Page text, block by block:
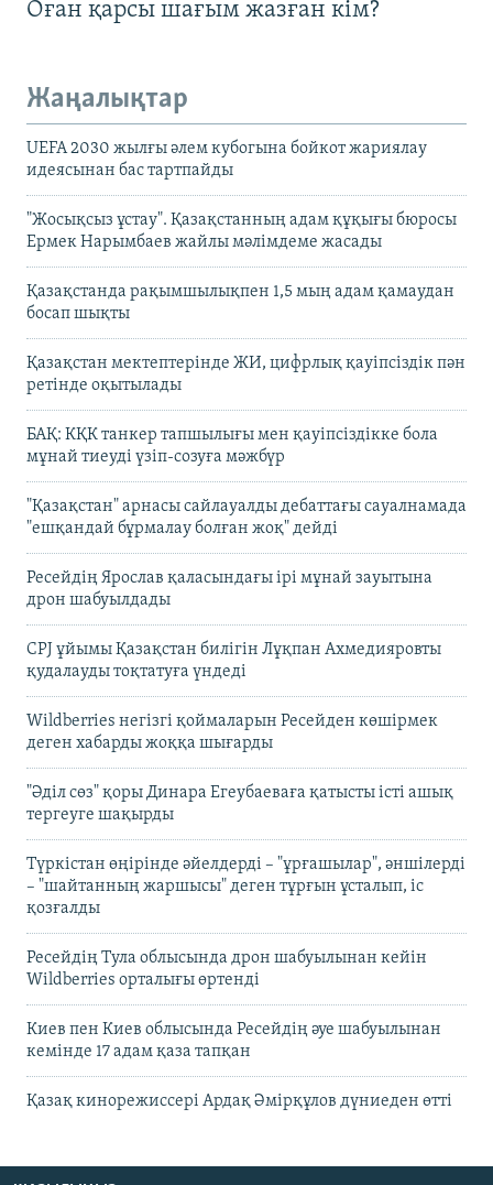
Оған қарсы шағым жазған кім?
Жаңалықтар
UEFA 2030 жылғы әлем кубогына бойкот жариялау
идеясынан бас тартпайды
"Жосықсыз ұстау". Қазақстанның адам құқығы бюросы
Ермек Нарымбаев жайлы мәлімдеме жасады
Қазақстанда рақымшылықпен 1,5 мың адам қамаудан
босап шықты
Қазақстан мектептерінде ЖИ, цифрлық қауіпсіздік пән
ретінде оқытылады
БАҚ: КҚК танкер тапшылығы мен қауіпсіздікке бола
мұнай тиеуді үзіп-созуға мәжбүр
"Қазақстан" арнасы сайлауалды дебаттағы сауалнамада
"ешқандай бұрмалау болған жоқ" дейді
Ресейдің Ярослав қаласындағы ірі мұнай зауытына
дрон шабуылдады
CPJ ұйымы Қазақстан билігін Лұқпан Ахмедияровты
қудалауды тоқтатуға үндеді
Wildberries негізгі қоймаларын Ресейден көшірмек
деген хабарды жоққа шығарды
"Әділ сөз" қоры Динара Егеубаеваға қатысты істі ашық
тергеуге шақырды
Түркістан өңірінде әйелдерді – "ұрғашылар", әншілерді
– "шайтанның жаршысы" деген тұрғын ұсталып, іс
қозғалды
Ресейдің Тула облысында дрон шабуылынан кейін
Wildberries орталығы өртенді
Киев пен Киев облысында Ресейдің әуе шабуылынан
кемінде 17 адам қаза тапқан
Қазақ кинорежиссері Ардақ Әмірқұлов дүниеден өтті